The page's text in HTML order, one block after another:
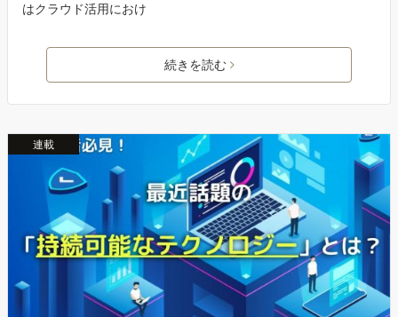
はクラウド活用におけ
続きを読む
連載